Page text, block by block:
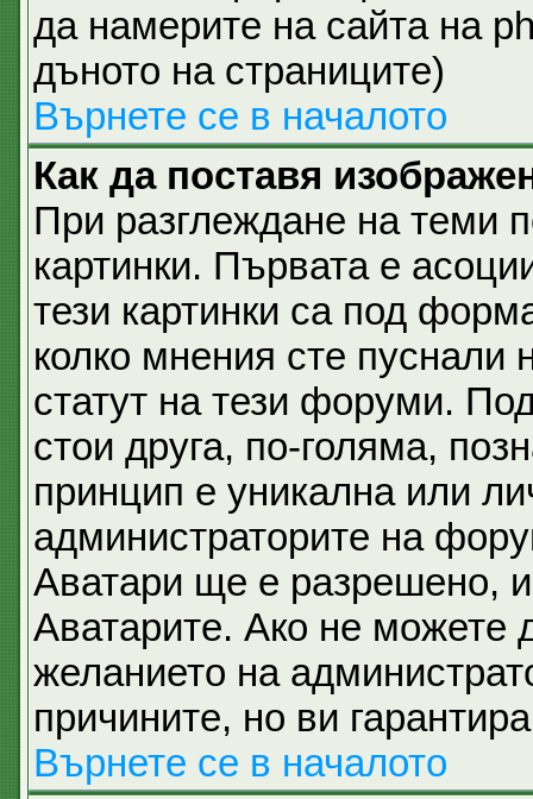
да намерите на сайта на
дъното на страниците)
Върнете се в началото
Как да поставя
При разглеждане на теми
картинки. Първата е
тези картинки са под
колко мнения сте
статут на тези форуми.
стои друга, по-голяма,
принцип е уникална или
администраторите на
Аватари ще е разрешено,
Аватарите. Ако не можете
желанието на
причините, но ви
Върнете се в началото